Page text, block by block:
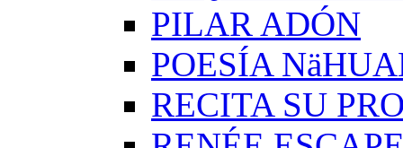
PILAR ADÓN
POESÍA
RECITA SU